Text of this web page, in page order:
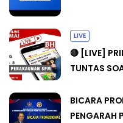
LIVE
🔴 [LIVE]
TUNTAS
BICARA
PENGARAH